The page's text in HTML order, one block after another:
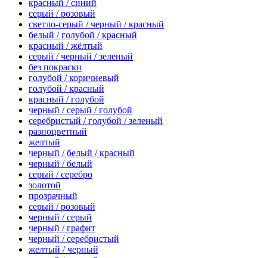
красный / синий
серый / розовый
светло-серый / черный / красный
белый / голубой / красный
красный / жёлтый
серый / черный / зеленый
без покраски
голубой / коричневый
голубой / красный
красный / голубой
черный / серый / голубой
серебристый / голубой / зеленый
разноцветный
желтый
черный / белый / красный
черный / белый
серый / серебро
золотой
прозрачный
серый / розовый
черный / серый
черный / графит
черный / серебристый
желтый / черный